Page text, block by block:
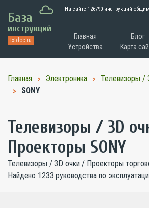
База
инструкций
txtdoc.ru
На сайте 126790 инструкций
Главная Блог
Устройства
Карта
Главная Электроника
Телевизоры /
SONY
Телевизоры / 3D
Проекторы SONY
Телевизоры / 3D очки / Проекторы
Найдено 1233 руководства по